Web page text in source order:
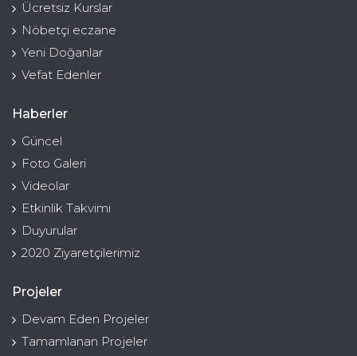
Ücretsiz Kurslar
Nöbetçi eczane
Yeni Doğanlar
Vefat Edenler
Haberler
Güncel
Foto Galeri
Videolar
Etkinlik Takvimi
Duyurular
2020 Ziyaretçilerimiz
Projeler
Devam Eden Projeler
Tamamlanan Projeler